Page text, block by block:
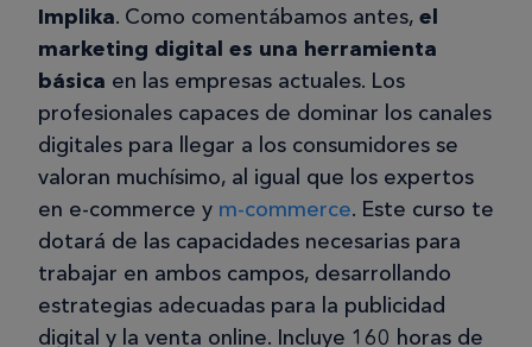
Implika. Como comentábamos antes, el
marketing digital es una herramienta
básica en las empresas actuales. Los
profesionales capaces de dominar los canales
digitales para llegar a los consumidores se
valoran muchísimo, al igual que los expertos
en e-commerce y m-commerce. Este curso te
dotará de las capacidades necesarias para
trabajar en ambos campos, desarrollando
estrategias adecuadas para la publicidad
digital y la venta online. Incluye 160 horas de